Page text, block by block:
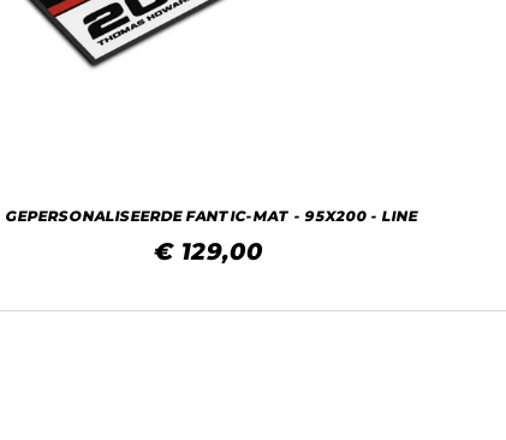
GEPERSONALISEERDE FANTIC-MAT - 95X200 - LINE
€ 129,00